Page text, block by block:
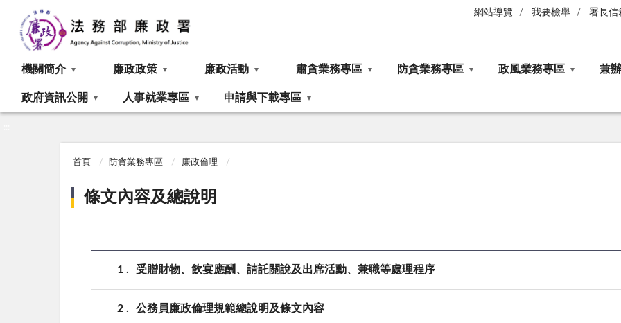
網站導覽 我要檢舉 署長信
機關簡介 廉政政策 廉政活動 肅貪業務專區 防貪業務專區 政風業務專區 兼
政府資訊公開 人事就業專區 申請與下載專區
首頁 防貪業務專區 廉政倫理
條文內容及總說明
1 受贈財物、飲宴應酬、請託關說及出席活動、兼職等處理程序
2 公務員廉政倫理規範總說明及條文內容